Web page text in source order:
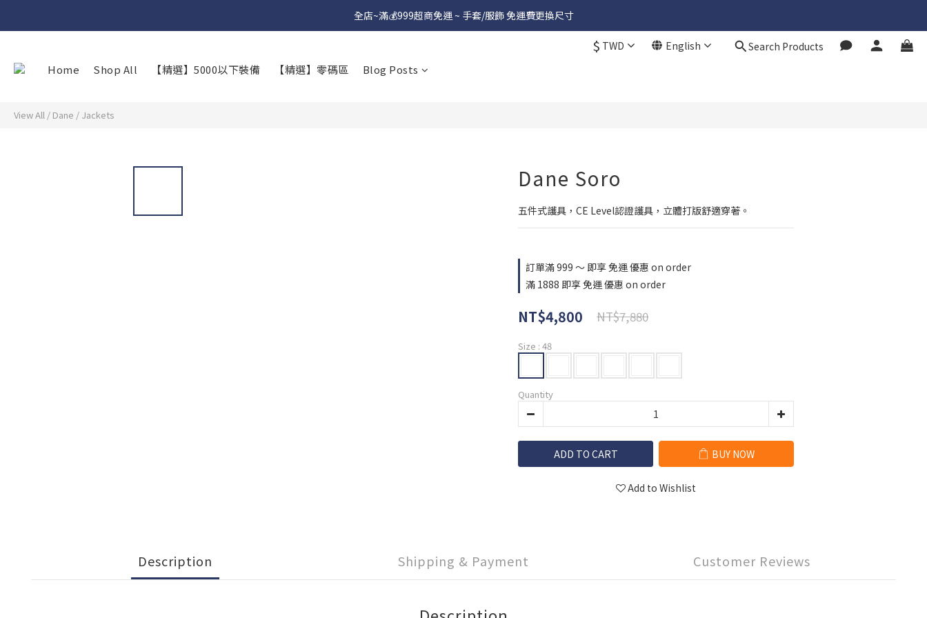
全店~滿💰999超商免運 ~ 手套/服飾 免運費更換尺寸
$ TWD English Search Products
Home Shop All 【精選】5000以下裝備 【精選】零碼區 Blog Posts
View All / Dane / Jackets
Dane Soro
五件式護具，CE Level認證護具，立體打版舒適穿著。
訂單滿 999 ～ 即享 免運 優惠 on order
滿 1888 即享 免運 優惠 on order
NT$4,800 NT$7,880
Size : 48
Quantity
ADD TO CART BUY NOW
Add to Wishlist
Description Shipping & Payment Customer Reviews
BUY NOW